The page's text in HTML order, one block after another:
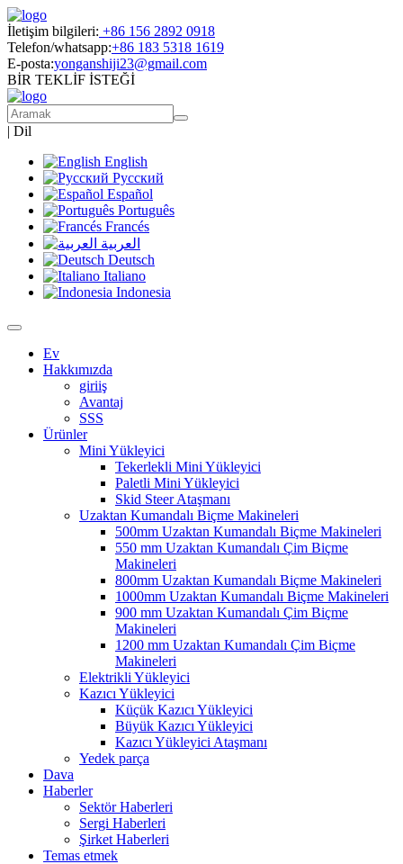
İletişim bilgileri: +86 156 2892 0918
Telefon/whatsapp:+86 183 5318 1619
E-posta:yonganshiji23@gmail.com
BİR TEKLİF İSTEĞİ
| Dil
English
Русский
Español
Português
Francés
العربية
Deutsch
Italiano
Indonesia
Ev
Hakkımızda
giriiş
Avantaj
SSS
Ürünler
Mini Yükleyici
Tekerlekli Mini Yükleyici
Paletli Mini Yükleyici
Skid Steer Ataşmanı
Uzaktan Kumandalı Biçme Makineleri
500mm Uzaktan Kumandalı Biçme Makineleri
550 mm Uzaktan Kumandalı Çim Biçme
Makineleri
800mm Uzaktan Kumandalı Biçme Makineleri
1000mm Uzaktan Kumandalı Biçme Makineleri
900 mm Uzaktan Kumandalı Çim Biçme
Makineleri
1200 mm Uzaktan Kumandalı Çim Biçme
Makineleri
Elektrikli Yükleyici
Kazıcı Yükleyici
Küçük Kazıcı Yükleyici
Büyük Kazıcı Yükleyici
Kazıcı Yükleyici Ataşmanı
Yedek parça
Dava
Haberler
Sektör Haberleri
Sergi Haberleri
Şirket Haberleri
Temas etmek